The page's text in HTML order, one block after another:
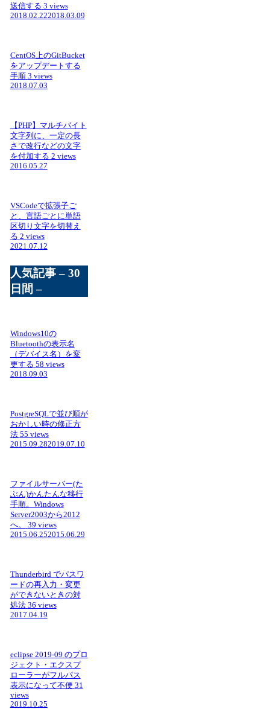
送信する 3 views
2018.02.222018.03.09
CentOS上のGitBucket
をアップデートする
手順 3 views
2018.07.03
【PHP】マルチバイト
文字列に、一定の長
さで改行などの文字
を付加する 2 views
2016.05.27
VSCodeで拡張子ご
と、言語ごとに単語
区切り文字を切替え
る 2 views
2021.07.12
人気記事 – 30
日間 –
Windows10の
Bluetoothの表示名
（デバイス名）を変
更する 58 views
2018.09.03
PostgreSQLで並び順が
おかしい時の修正方
法 55 views
2015.09.282019.07.10
ファイルサーバー(た
ぶん)かんたんな移行
手順。Windows
Server2003から2012
へ。
39 views
2015.06.252015.06.29
Thunderbird でパスワ
ードの再入力・変更
ができないときの対
処法 36 views
2017.04.19
eclipse 2019-09 のプロ
ジェクト・エクスプ
ローラーがフルパス
表示になって不便 31
views
2019.10.25